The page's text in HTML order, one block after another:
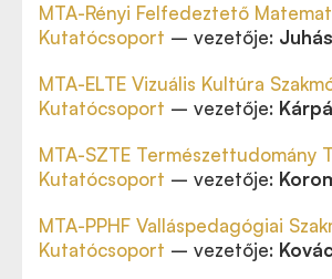
MTA-Rényi Felfedeztető
Kutatócsoport – vezetője:
MTA-ELTE Vizuális Kultúra
Kutatócsoport – vezetője:
MTA-SZTE Természettudomány
Kutatócsoport – vezetője:
MTA-PPHF Valláspedagógiai
Kutatócsoport – vezetője: